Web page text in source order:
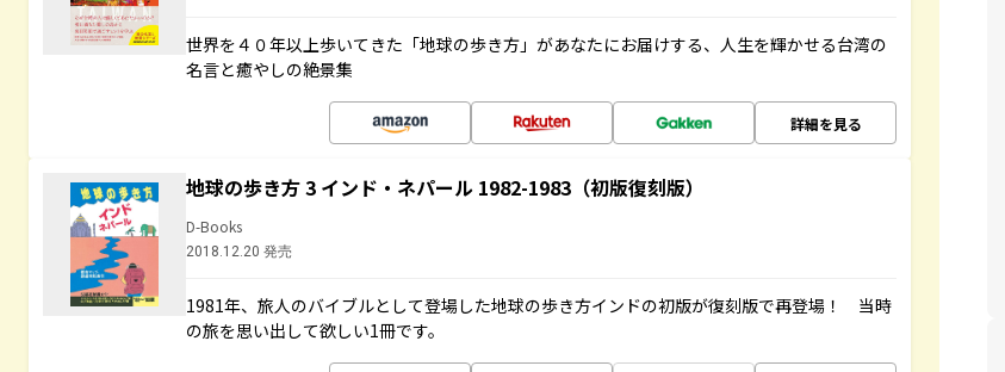
世界を４０年以上歩いてきた「地球の歩き方」があなたにお届けする、人生を輝かせる台湾の
名言と癒やしの絶景集
詳細を見る
地球の歩き方 3 インド・ネパール 1982-1983（初版復刻版）
D-Books
2018.12.20 発売
1981年、旅人のバイブルとして登場した地球の歩き方インドの初版が復刻版で再登場！ 当時
の旅を思い出して欲しい1冊です。